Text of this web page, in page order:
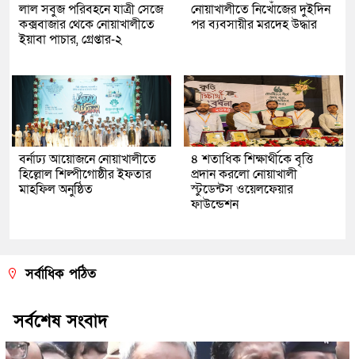
লাল সবুজ পরিবহনে যাত্রী সেজে
কক্সবাজার থেকে নোয়াখালীতে
ইয়াবা পাচার, গ্রেপ্তার-২
নোয়াখালীতে নিখোঁজের দুইদিন
পর ব্যবসায়ীর মরদেহ উদ্ধার
বর্নাঢ্য আয়োজনে নোয়াখালীতে
হিল্লোল শিল্পীগোষ্ঠীর ইফতার
মাহফিল অনুষ্ঠিত
৪ শতাধিক শিক্ষার্থীকে বৃত্তি
প্রদান করলো নোয়াখালী
স্টুডেন্টস ওয়েলফেয়ার
ফাউন্ডেশন
সর্বাধিক পঠিত
সর্বশেষ সংবাদ